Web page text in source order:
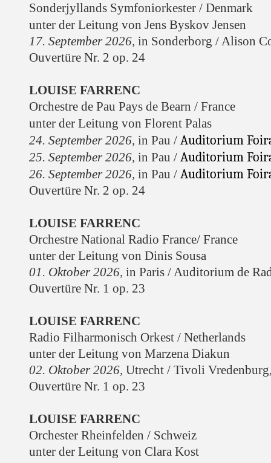
Sonderjyllands Symfoniorkester / Denmark
unter der Leitung von Jens Byskov Jensen
17. September 2026, in Sonderborg / Alison
Ouvertüre Nr. 2 op. 24
LOUISE FARRENC
Orchestre de Pau Pays de Bearn / France
unter der Leitung von Florent Palas
24. September 2026, in Pau / Auditorium
25. September 2026, in Pau / Auditorium
26. September 2026, in Pau / Auditorium
Ouvertüre Nr. 2 op. 24
LOUISE FARRENC
Orchestre National Radio France/ France
unter der Leitung von Dinis Sousa
01. Oktober 2026, in Paris / Auditorium de
Ouvertüre Nr. 1 op. 23
LOUISE FARRENC
Radio Filharmonisch Orkest / Netherlands
unter der Leitung von Marzena Diakun
02. Oktober 2026, Utrecht / Tivoli
Ouvertüre Nr. 1 op. 23
LOUISE FARRENC
Orchester Rheinfelden / Schweiz
unter der Leitung von Clara Kost